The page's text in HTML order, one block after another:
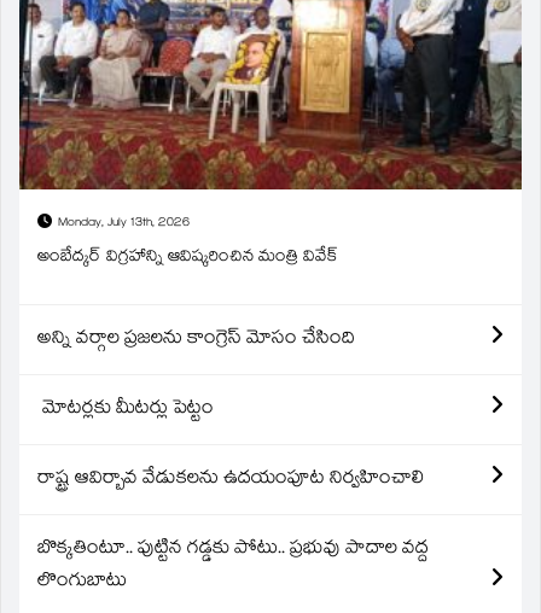
Monday, July 13th, 2026
అంబేద్కర్ విగ్రహాన్ని ఆవిష్కరించిన మంత్రి వివేక్
అన్ని వర్గాల ప్రజలను కాంగ్రెస్ మోసం చేసింది
మోటర్లకు మీటర్లు పెట్టం
రాష్ట్ర ఆవిర్బావ వేడుకలను ఉదయంపూట నిర్వహించాలి
బొక్కతింటూ.. పుట్టిన గడ్డకు పోటు.. ప్రభువు పాదాల వద్ద
లొంగుబాటు